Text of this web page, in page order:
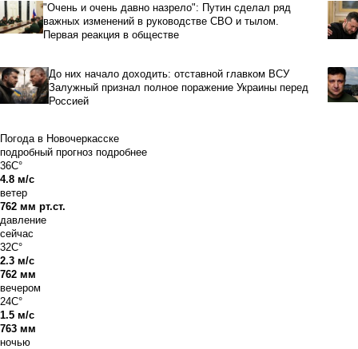
"Очень и очень давно назрело": Путин сделал ряд
важных изменений в руководстве СВО и тылом.
Первая реакция в обществе
До них начало доходить: отставной главком ВСУ
Залужный признал полное поражение Украины перед
Россией
Погода в Новочеркасске
подробный прогноз подробнее
36C°
4.8 м/с
ветер
762 мм рт.ст.
давление
сейчас
32C°
2.3 м/с
762 мм
вечером
24C°
1.5 м/с
763 мм
ночью